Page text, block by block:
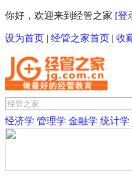
你好，欢迎来到经管之家 [登
设为首页 | 经管之家首页 | 收
经济学 管理学 金融学 统计学